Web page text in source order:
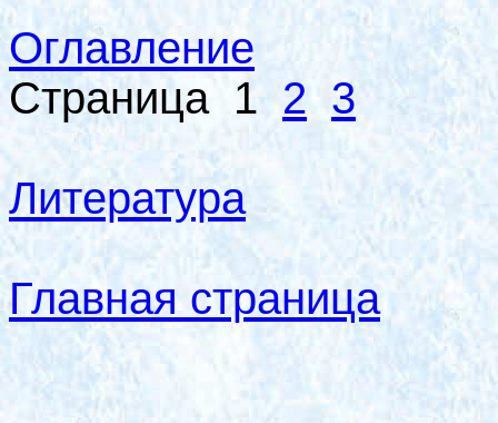
Оглавление
Страница 1 2 3
Литература
Главная страница